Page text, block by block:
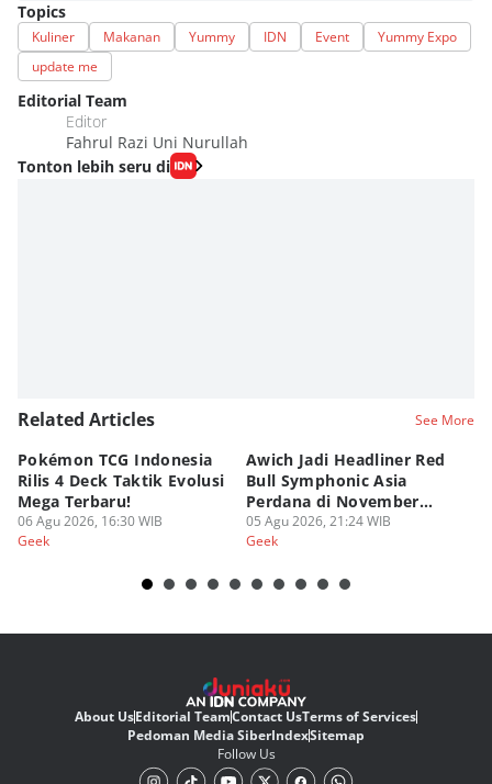
Topics
Kuliner Makanan Yummy IDN Event
Yummy Expo
update me
Editorial Team
Editor
Fahrul Razi Uni Nurullah
Tonton lebih seru di
Related Articles See More
Pokémon TCG Indonesia
Rilis 4 Deck Taktik Evolusi
Mega Terbaru!
06 Agu 2026, 16:30 WIB
Geek
Awich Jadi Headliner Red
Bull Symphonic Asia
Perdana di November
2026!
05 Agu 2026, 21:24 WIB
Geek
About UsEditorial TeamContact UsTerms of Services
Pedoman Media SiberIndexSitemap
Follow Us